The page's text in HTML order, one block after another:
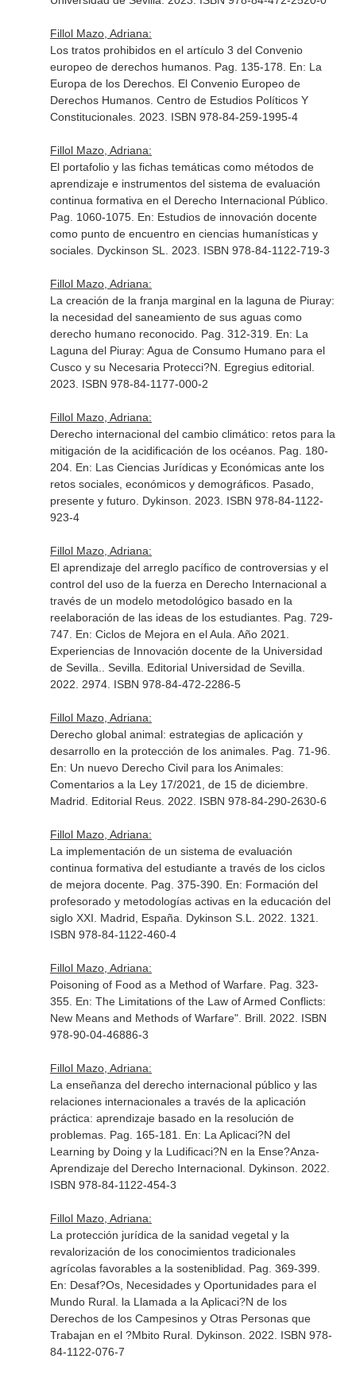
Fillol Mazo, Adriana:
Los tratos prohibidos en el artículo 3 del Convenio
europeo de derechos humanos. Pag. 135-178. En: La
Europa de los Derechos. El Convenio Europeo de
Derechos Humanos. Centro de Estudios Políticos Y
Constitucionales. 2023. ISBN 978-84-259-1995-4
Fillol Mazo, Adriana:
El portafolio y las fichas temáticas como métodos de
aprendizaje e instrumentos del sistema de evaluación
continua formativa en el Derecho Internacional Público.
Pag. 1060-1075. En: Estudios de innovación docente
como punto de encuentro en ciencias humanísticas y
sociales. Dyckinson SL. 2023. ISBN 978-84-1122-719-3
Fillol Mazo, Adriana:
La creación de la franja marginal en la laguna de Piuray:
la necesidad del saneamiento de sus aguas como
derecho humano reconocido. Pag. 312-319. En: La
Laguna del Piuray: Agua de Consumo Humano para el
Cusco y su Necesaria Protecci?N . Egregius editorial.
2023. ISBN 978-84-1177-000-2
Fillol Mazo, Adriana:
Derecho internacional del cambio climático: retos para la
mitigación de la acidificación de los océanos. Pag. 180-
204. En: Las Ciencias Jurídicas y Económicas ante los
retos sociales, económicos y demográficos. Pasado,
presente y futuro. Dykinson. 2023. ISBN 978-84-1122-
923-4
Fillol Mazo, Adriana:
El aprendizaje del arreglo pacífico de controversias y el
control del uso de la fuerza en Derecho Internacional a
través de un modelo metodológico basado en la
reelaboración de las ideas de los estudiantes. Pag. 729-
747. En: Ciclos de Mejora en el Aula. Año 2021.
Experiencias de Innovación docente de la Universidad
de Sevilla.
. Sevilla. Editorial Universidad de Sevilla.
2022. 2974. ISBN 978-84-472-2286-5
Fillol Mazo, Adriana:
Derecho global animal: estrategias de aplicación y
desarrollo en la protección de los animales. Pag. 71-96.
En: Un nuevo Derecho Civil para los Animales:
Comentarios a la Ley 17/2021, de 15 de diciembre.
Madrid. Editorial Reus. 2022. ISBN 978-84-290-2630-6
Fillol Mazo, Adriana:
La implementación de un sistema de evaluación
continua formativa del estudiante a través de los ciclos
de mejora docente. Pag. 375-390. En: Formación del
profesorado y metodologías activas en la educación del
siglo XXI . Madrid, España. Dykinson S.L. 2022. 1321.
ISBN 978-84-1122-460-4
Fillol Mazo, Adriana:
Poisoning of Food as a Method of Warfare. Pag. 323-
355. En: The Limitations of the Law of Armed Conflicts:
New Means and Methods of Warfare". Brill. 2022. ISBN
978-90-04-46886-3
Fillol Mazo, Adriana:
La enseñanza del derecho internacional público y las
relaciones internacionales a través de la aplicación
práctica: aprendizaje basado en la resolución de
problemas. Pag. 165-181. En: La Aplicaci?N del
Learning by Doing y la Ludificaci?N en la Ense?Anza-
Aprendizaje del Derecho Internacional. Dykinson. 2022.
ISBN 978-84-1122-454-3
Fillol Mazo, Adriana:
La protección jurídica de la sanidad vegetal y la
revalorización de los conocimientos tradicionales
agrícolas favorables a la sosteniblidad. Pag. 369-399.
En: Desaf?Os, Necesidades y Oportunidades para el
Mundo Rural. la Llamada a la Aplicaci?N de los
Derechos de los Campesinos y Otras Personas que
Trabajan en el ?Mbito Rural. Dykinson. 2022. ISBN 978-
84-1122-076-7